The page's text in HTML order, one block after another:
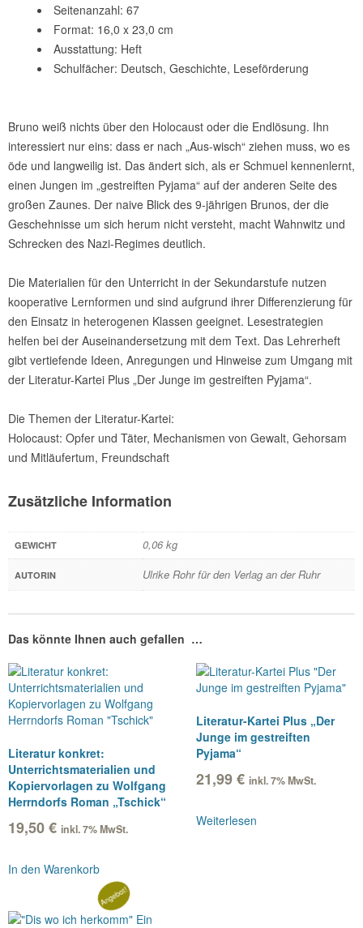
Seitenanzahl: 67
Format: 16,0 x 23,0 cm
Ausstattung: Heft
Schulfächer: Deutsch, Geschichte, Leseförderung
Bruno weiß nichts über den Holocaust oder die Endlösung. Ihn
interessiert nur eins: dass er nach „Aus-wisch“ ziehen muss, wo es
öde und langweilig ist. Das ändert sich, als er Schmuel kennenlernt,
einen Jungen im „gestreiften Pyjama“ auf der anderen Seite des
großen Zaunes. Der naive Blick des 9-jährigen Brunos, der die
Geschehnisse um sich herum nicht versteht, macht Wahnwitz und
Schrecken des Nazi-Regimes deutlich.
Die Materialien für den Unterricht in der Sekundarstufe nutzen
kooperative Lernformen und sind aufgrund ihrer Differenzierung für
den Einsatz in heterogenen Klassen geeignet. Lesestrategien
helfen bei der Auseinandersetzung mit dem Text. Das Lehrerheft
gibt vertiefende Ideen, Anregungen und Hinweise zum Umgang mit
der Literatur-Kartei Plus „Der Junge im gestreiften Pyjama“.
Die Themen der Literatur-Kartei:
Holocaust: Opfer und Täter, Mechanismen von Gewalt, Gehorsam
und Mitläufertum, Freundschaft
Zusätzliche Information
GEWICHT 0,06 kg
AUTORIN Ulrike Rohr für den Verlag an der Ruhr
Das könnte Ihnen auch gefallen …
Literatur konkret:
Unterrichtsmaterialien und
Kopiervorlagen zu Wolfgang
Herrndorfs Roman „Tschick“
19,50€ inkl. 7% MwSt.
In den Warenkorb
Literatur-Kartei Plus „Der
Junge im gestreiften
Pyjama“
21,99€ inkl. 7% MwSt.
Weiterlesen
Angebot!